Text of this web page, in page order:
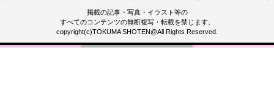
掲載の記事・写真・イラスト等の
すべてのコンテンツの無断複写・転載を禁じます。
copyright(c)TOKUMA SHOTEN@All Rights Reserved.